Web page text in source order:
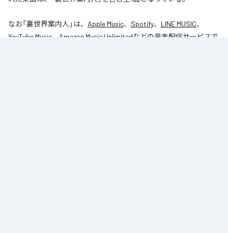
なお「裏世界案内人 」は、 Apple Music、 Spotify、 LINE MUSIC、
YouTube Music
Amazon Music Unlimitedなどの音楽配信サービスで